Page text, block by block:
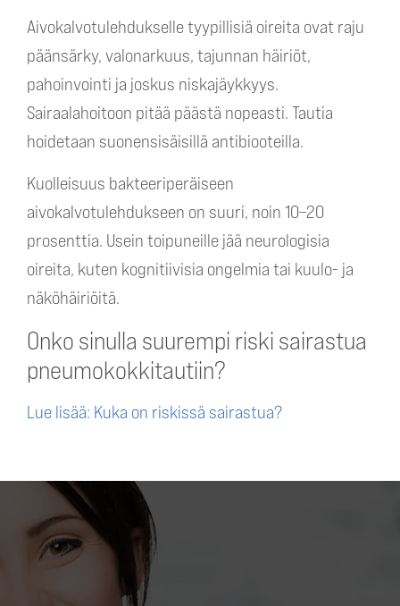
Aivokalvotulehdukselle tyypillisiä oireita ovat raju
päänsärky, valonarkuus, tajunnan häiriöt,
pahoinvointi ja joskus niskajäykkyys.
Sairaalahoitoon pitää päästä nopeasti. Tautia
hoidetaan suonensisäisillä antibiooteilla.
Kuolleisuus bakteeriperäiseen
aivokalvotulehdukseen on suuri, noin 10–20
prosenttia. Usein toipuneille jää neurologisia
oireita, kuten kognitiivisia ongelmia tai kuulo- ja
näköhäiriöitä.
Onko sinulla suurempi riski sairastua
pneumokokkitautiin?
Lue lisää: Kuka on riskissä sairastua?